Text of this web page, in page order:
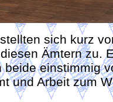
sich kurz
Ämtern zu.
beide einstimmig
und Arbeit zum